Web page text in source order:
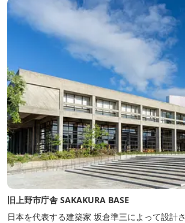
分の位置にあるこのホテ...
旧上野市庁舎 SAKAKURA BASE
日本を代表する建築家 坂倉準三によって設計